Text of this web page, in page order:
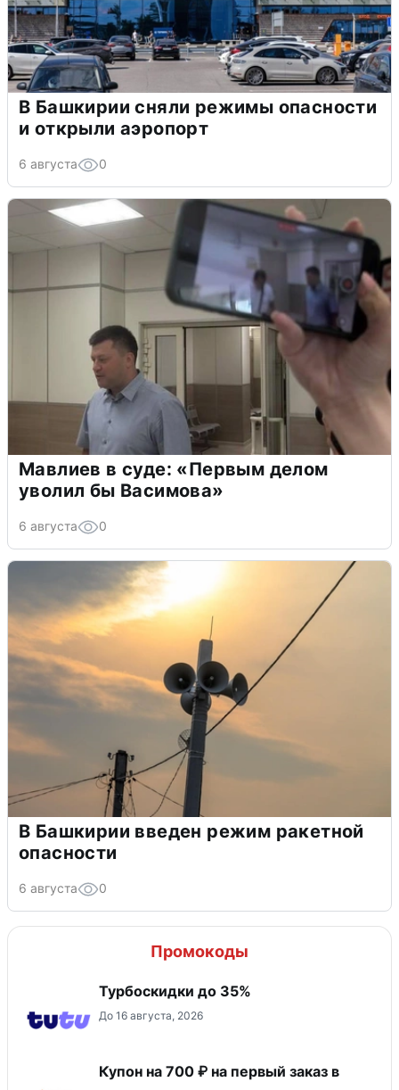
В Башкирии сняли режимы опасности
и открыли аэропорт
6 августа 0
Мавлиев в суде: «Первым делом
уволил бы Васимова»
6 августа 0
В Башкирии введен режим ракетной
опасности
6 августа 0
Промокоды
Турбоскидки до 35%
До 16 августа, 2026
Купон на 700 ₽ на первый заказ в